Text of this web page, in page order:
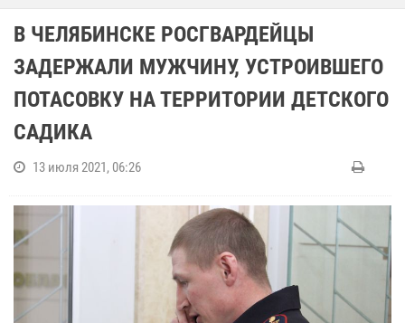
В ЧЕЛЯБИНСКЕ РОСГВАРДЕЙЦЫ
ЗАДЕРЖАЛИ МУЖЧИНУ, УСТРОИВШЕГО
ПОТАСОВКУ НА ТЕРРИТОРИИ ДЕТСКОГО
САДИКА
13 июля 2021, 06:26